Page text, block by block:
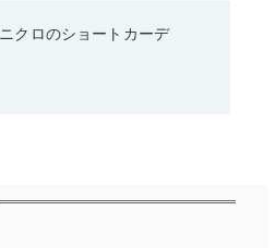
クロのショートカーデ